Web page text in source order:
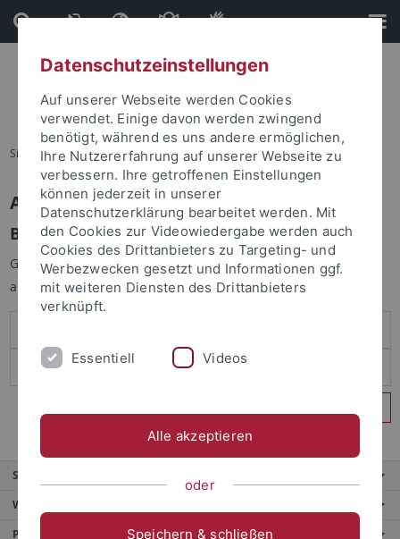
Direkt
zum
Inhalt
Direkt
zur
Fußleiste
Sie sind hier: Startseite
Anmelden
Benutzeranmeldung
Geben Sie Ihren Benutzernamen und Ihr Passwort an um sich
anzumelden:
Service
Weitere Angebote
Portale
Datenschutzeinstellungen
Auf unserer Webseite werden Cookies
verwendet. Einige davon werden zwingend
benötigt, während es uns andere ermöglichen,
Ihre Nutzererfahrung auf unserer Webseite zu
verbessern. Ihre getroffenen Einstellungen
können jederzeit in unserer
Datenschutzerklärung bearbeitet werden. Mit
den Cookies zur Videowiedergabe werden auch
Cookies des Drittanbieters zu Targeting- und
Werbezwecken gesetzt und Informationen ggf.
mit weiteren Diensten des Drittanbieters
verknüpft.
Essentiell Videos
Alle akzeptieren
oder
Speichern & schließen